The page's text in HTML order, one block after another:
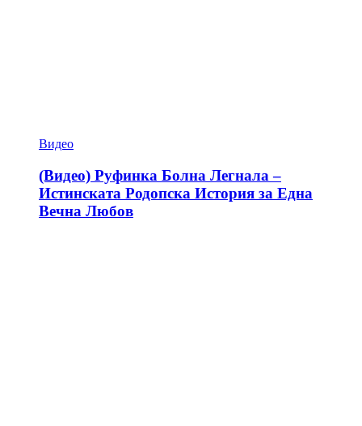
Видео
(Видео) Руфинка Болна Легнала –
Истинската Родопска История за Една
Вечна Любов